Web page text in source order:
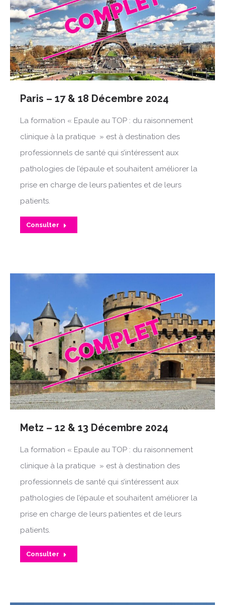
Paris – 17 & 18 Décembre 2024
La formation « Epaule au TOP : du raisonnement
clinique à la pratique » est à destination des
professionnels de santé qui s’intéressent aux
pathologies de l’épaule et souhaitent améliorer la
prise en charge de leurs patientes et de leurs
patients.
Consulter
Metz – 12 & 13 Décembre 2024
La formation « Epaule au TOP : du raisonnement
clinique à la pratique » est à destination des
professionnels de santé qui s’intéressent aux
pathologies de l’épaule et souhaitent améliorer la
prise en charge de leurs patientes et de leurs
patients.
Consulter